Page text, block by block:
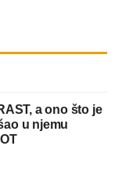
a ono što je
u njemu